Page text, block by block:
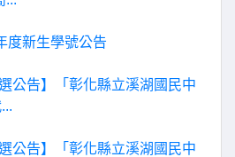
度新生學號公告
公告】「彰化縣立溪湖國民中
公告】「彰化縣立溪湖國民中